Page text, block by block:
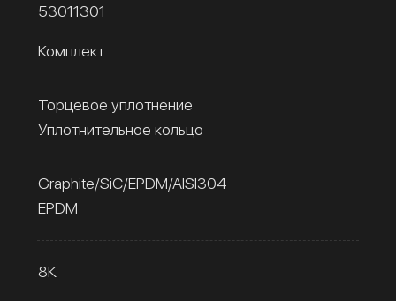
53011301
Комплект
Торцевое уплотнение
Уплотнительное кольцо
Graphite/SiC/EPDM/AISI304
EPDM
8К